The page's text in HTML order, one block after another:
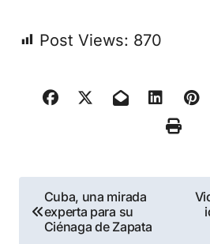
Post Views: 870
Navegación
de
Cuba, una mirada
experta para su
Ciénaga de Zapata